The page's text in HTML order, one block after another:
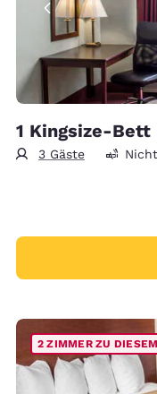
1 Kingsize-Bett
3 Gäste
2 ZIMMER ZU